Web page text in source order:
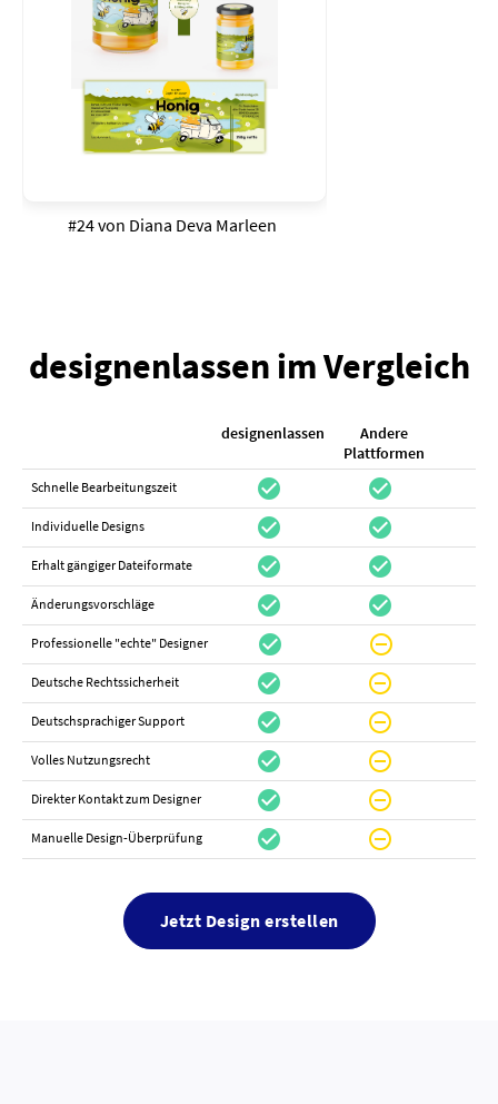
#24 von Diana Deva Marleen
designenlassen im Vergleich
designenlassen
Andere
Plattformen
Schnelle Bearbeitungszeit check_circle check_circle
Individuelle Designs check_circle check_circle
Erhalt gängiger Dateiformate check_circle check_circle
Änderungsvorschläge check_circle check_circle
Professionelle "echte" Designer check_circle do_not_disturb_on
Deutsche Rechtssicherheit check_circle do_not_disturb_on
Deutschsprachiger Support check_circle do_not_disturb_on
Volles Nutzungsrecht check_circle do_not_disturb_on
Direkter Kontakt zum Designer check_circle do_not_disturb_on
Manuelle Design-Überprüfung check_circle do_not_disturb_on
Jetzt Design erstellen